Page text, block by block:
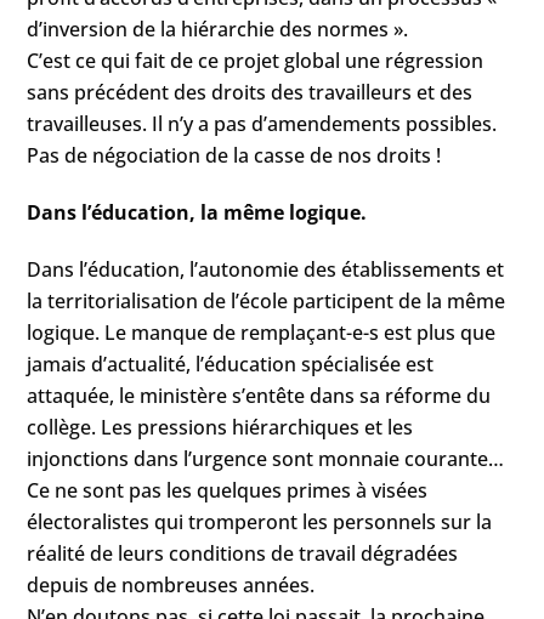
d’inversion de la hiérarchie des normes ».
C’est ce qui fait de ce projet global une régression
sans précédent des droits des travailleurs et des
travailleuses. Il n’y a pas d’amendements possibles.
Pas de négociation de la casse de nos droits !
Dans l’éducation, la même logique.
Dans l’éducation, l’autonomie des établissements et
la territorialisation de l’école participent de la même
logique. Le manque de remplaçant-e-s est plus que
jamais d’actualité, l’éducation spécialisée est
attaquée, le ministère s’entête dans sa réforme du
collège. Les pressions hiérarchiques et les
injonctions dans l’urgence sont monnaie courante…
Ce ne sont pas les quelques primes à visées
électoralistes qui tromperont les personnels sur la
réalité de leurs conditions de travail dégradées
depuis de nombreuses années.